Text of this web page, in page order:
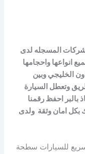
المسجله لدى
انواعها واحجامها
الخليجي وبين
وتعطل السيارة
بالبر احفظ رقمنا
بكل امان وثقة ولدى
للسيارات سطحة